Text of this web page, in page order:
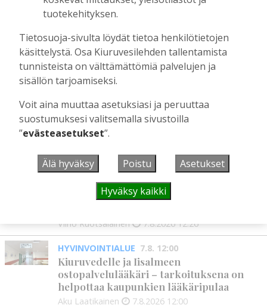
Tilaajille
Aku Laatikainen
Äiti ja tytär kirjoittavat sodasta ja
siirtolaisuudesta – kirjojen päähenkilöt ja
toinen kirjoittaja ovat kotoisin
Kiuruveden Ruutanalta
22.7.2026
UUSIMMAT
7.8. 12:26
Vilho Ruotsalainen 7.8.2026 12:26
HYVINVOINTIALUE 7.8. 12:00
Kiuruvedelle ja Iisalmeen
ostopalvelulääkäri – tarkoituksena on
helpottaa kaupunkien lääkäripulaa
Aku Laatikainen 7.8.2026 12:00
tuotekehityksen.
Tietosuoja-sivulta löydät tietoa henkilötietojen
käsittelystä. Osa Kiuruvesilehden tallentamista
tunnisteista on välttämättömiä palvelujen ja
sisällön tarjoamiseksi.
Voit aina muuttaa asetuksiasi ja peruuttaa
suostumuksesi valitsemalla sivustoilla
”evästeasetukset”.
Älä hyväksy Poistu Asetukset
Hyväksy kaikki